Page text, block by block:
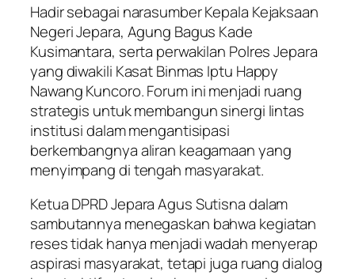
Hadir sebagai narasumber Kepala Kejaksaan
Negeri Jepara, Agung Bagus Kade
Kusimantara, serta perwakilan Polres Jepara
yang diwakili Kasat Binmas Iptu Happy
Nawang Kuncoro. Forum ini menjadi ruang
strategis untuk membangun sinergi lintas
institusi dalam mengantisipasi
berkembangnya aliran keagamaan yang
menyimpang di tengah masyarakat.
Ketua DPRD Jepara Agus Sutisna dalam
sambutannya menegaskan bahwa kegiatan
reses tidak hanya menjadi wadah menyerap
aspirasi masyarakat, tetapi juga ruang dialog